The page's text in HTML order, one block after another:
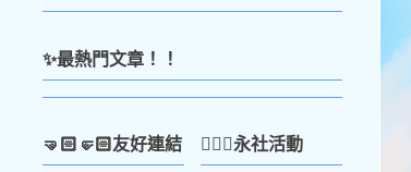
✨最熱門文章！！
🤜🏻🤛🏻友好連結 🧚🏻‍♀️永社活動